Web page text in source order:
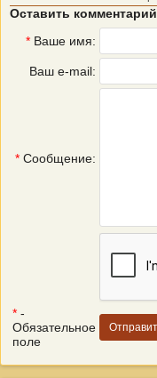
Оставить комментарий
* Ваше имя:
Ваш e-mail:
* Сообщение:
* -
Обязательное
поле